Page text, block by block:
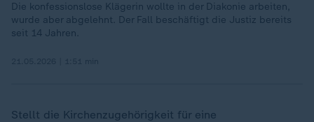
Die konfessionslose Klägerin wollte in der Diakonie arbeiten,
wurde aber abgelehnt. Der Fall beschäftigt die Justiz bereits
seit 14 Jahren.
Stellt die Kirchenzugehörigkeit für eine